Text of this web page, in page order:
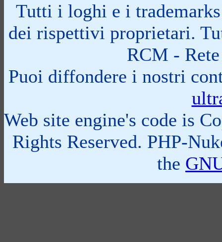
Tutti i loghi e i
dei rispettivi proprietari.
RCM -
Puoi diffondere i nostri
Web site engine's code is
Rights Reserved. PHP-
the